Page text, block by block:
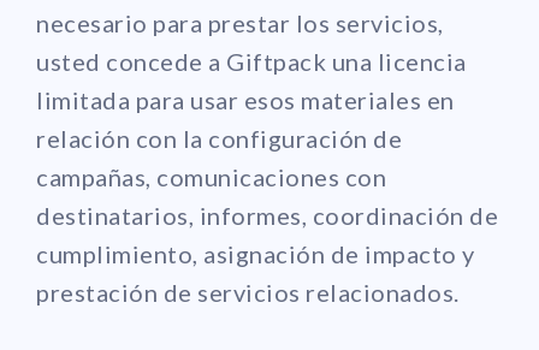
necesario para prestar los servicios,
usted concede a Giftpack una licencia
limitada para usar esos materiales en
relación con la configuración de
campañas, comunicaciones con
destinatarios, informes, coordinación de
cumplimiento, asignación de impacto y
prestación de servicios relacionados.